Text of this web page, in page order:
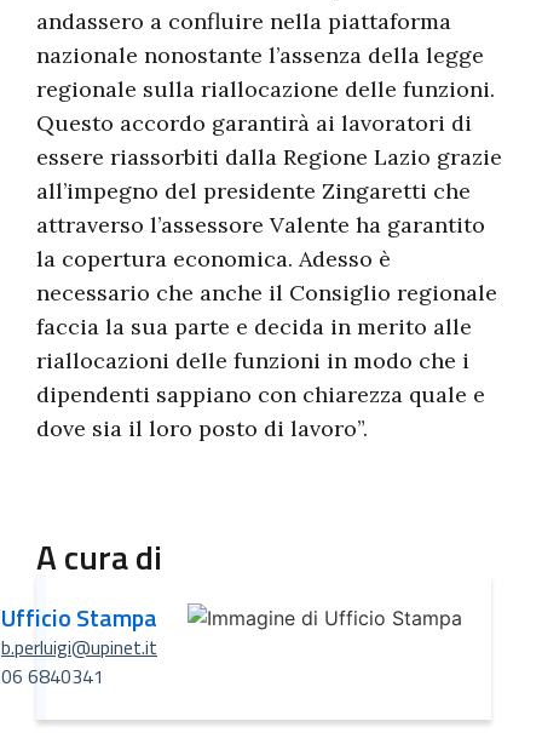
andassero a confluire nella piattaforma
nazionale nonostante l’assenza della legge
regionale sulla riallocazione delle funzioni.
Questo accordo garantirà ai lavoratori di
essere riassorbiti dalla Regione Lazio grazie
all’impegno del presidente Zingaretti che
attraverso l’assessore Valente ha garantito
la copertura economica. Adesso è
necessario che anche il Consiglio regionale
faccia la sua parte e decida in merito alle
riallocazioni delle funzioni in modo che i
dipendenti sappiano con chiarezza quale e
dove sia il loro posto di lavoro”.
A cura di
Ufficio Stampa
b.perluigi@upinet.it
06 6840341